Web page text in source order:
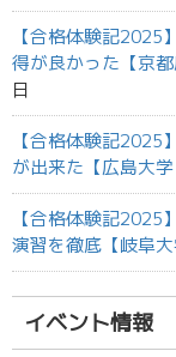
【合格体験記
得が良かった【京
日
【合格体験記2025
が出来た【広島大学
【合格体験記2025
演習を徹底【岐阜
イベント情報